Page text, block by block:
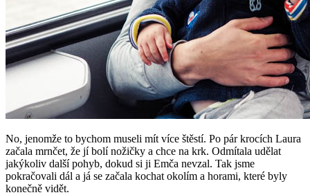
No, jenomže to bychom museli mít více štěstí. Po pár krocích Laura
začala mrnčet, že jí bolí nožičky a chce na krk. Odmítala udělat
jakýkoliv další pohyb, dokud si ji Emča nevzal. Tak jsme
pokračovali dál a já se začala kochat okolím a horami, které byly
konečně vidět.